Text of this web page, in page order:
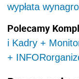
wypłata
Polecamy
i Kadry +
+